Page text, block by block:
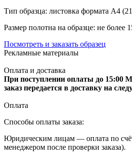
Тип образца: листовка формата А4
Размер полотна на образце: не более
Посмотреть и заказать образец
Рекламные материалы
Оплата и доставка
При поступлении оплаты до 15:00
заказ передается в доставку на
Оплата
Способы оплаты заказа:
Юридическим лицам — оплата по
менеджером после проверки заказа).